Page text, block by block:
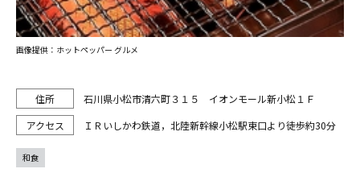
石川県小松市清六町３１５ イオンモール新小松１Ｆ
ＩＲいしかわ鉄道，北陸新幹線小松駅東口より徒歩約30分
画像提供：ホットペッパー グルメ
和食